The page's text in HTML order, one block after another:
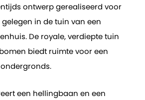
ontwerp gerealiseerd voor
in de tuin van een
De royale, verdiepte tuin
biedt ruimte voor een
een hellingbaan en een